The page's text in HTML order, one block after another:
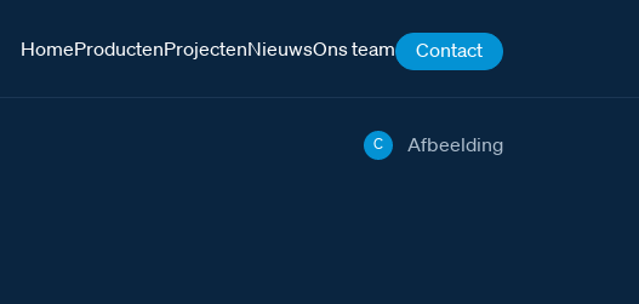
HomeProductenProjectenNieuwsOns team Contact
C Afbeelding